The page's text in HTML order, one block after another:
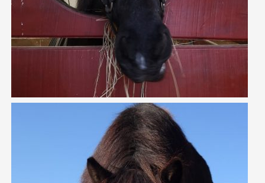
GODINE NISU VAŽNE
ZAŽELI U KAS-U
ZAJEDNO U KAS-U
PSIHOLOŠKA POMOĆ RODITELJIMA U
PREVLADAVANJU STRESA UZROKOVANOG
SPORTSKE AKTIVNOSTI MLADIH U KAS-U
PROGRAM JAVNIH RADOVA